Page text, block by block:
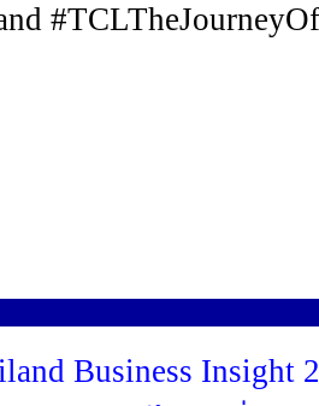
Business Insight